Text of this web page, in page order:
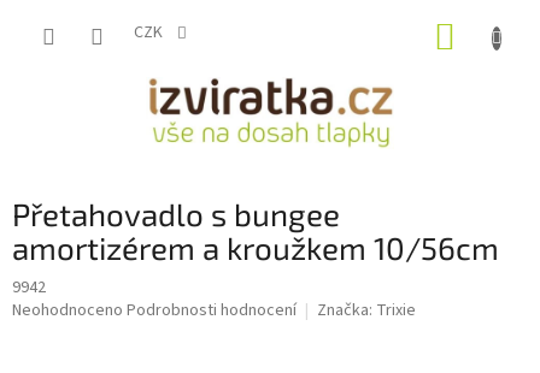
CZK
Přetahovadlo s bungee
amortizérem a kroužkem 10/56cm
9942
Průměrné
Neohodnoceno Podrobnosti hodnocení Značka: Trixie